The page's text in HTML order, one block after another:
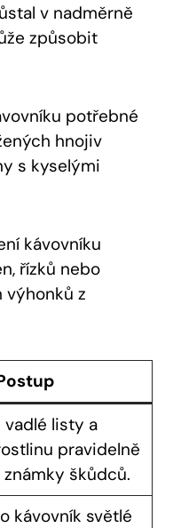
v nadměrně
způsobit
potřebné
hnojiv
s kyselými
kávovníku
řízků nebo
výhonků z
listy a
pravidelně
škůdců.
kávovník světlé